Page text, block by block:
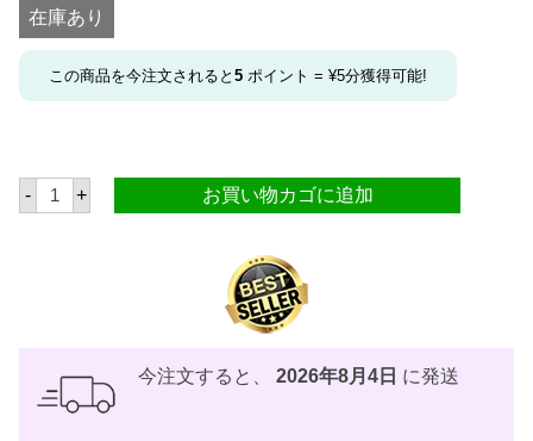
在庫あり
この商品を今注文されると 5 ポイント = ¥5分獲得可能!
- マ
ン
ラ
+ お買い物カゴに追加
今注文すると、 2026年8月4日 に発送